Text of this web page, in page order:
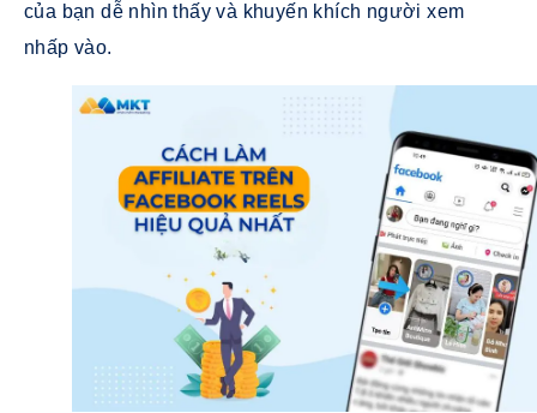
của bạn dễ nhìn thấy và khuyến khích người xem
nhấp vào.